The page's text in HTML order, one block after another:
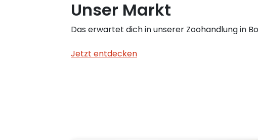
Unser Markt
Das erwartet dich in unserer Zoohandlung in
Jetzt entdecken